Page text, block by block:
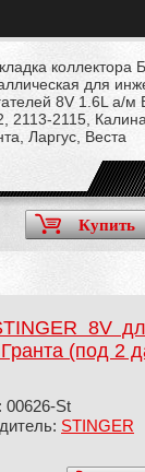
коллектора
для
8V 1.6L а/м
2113-2115,
Ларгус, Веста
Купить
8V
(под 2
00626-St
STINGER